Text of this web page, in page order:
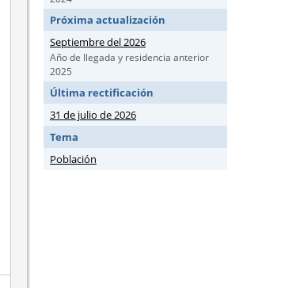
Próxima actualización
Septiembre del 2026
Año de llegada y residencia anterior
2025
Última rectificación
31 de julio de 2026
Tema
Población